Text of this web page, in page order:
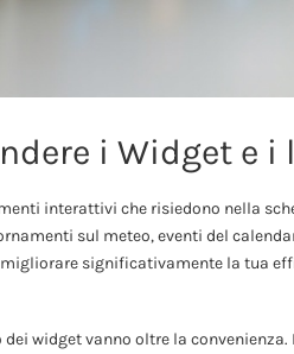
i Widget e i
interattivi che risiedono nella
sul meteo, eventi del
significativamente la tua
dei widget vanno oltre la